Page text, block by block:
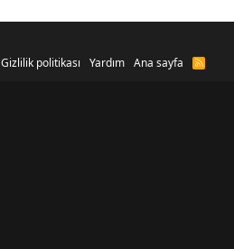
Gizlilik politikası Yardım Ana sayfa
R